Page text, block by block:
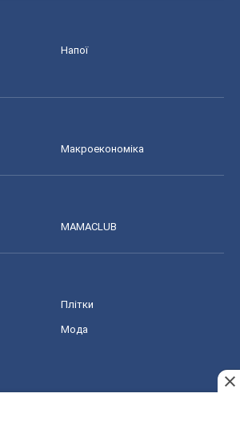
Напої
Макроекономіка
MAMACLUB
Плітки
Мода